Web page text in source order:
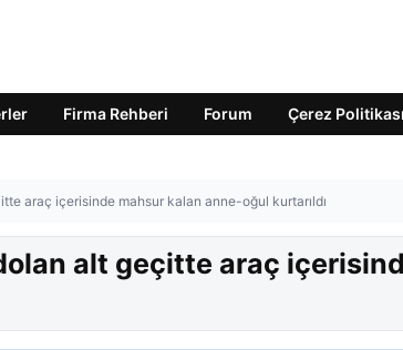
Firma Rehberi Forum Çerez Politikası
araç içerisinde mahsur kalan anne-oğul kurtarıldı
alt geçitte araç